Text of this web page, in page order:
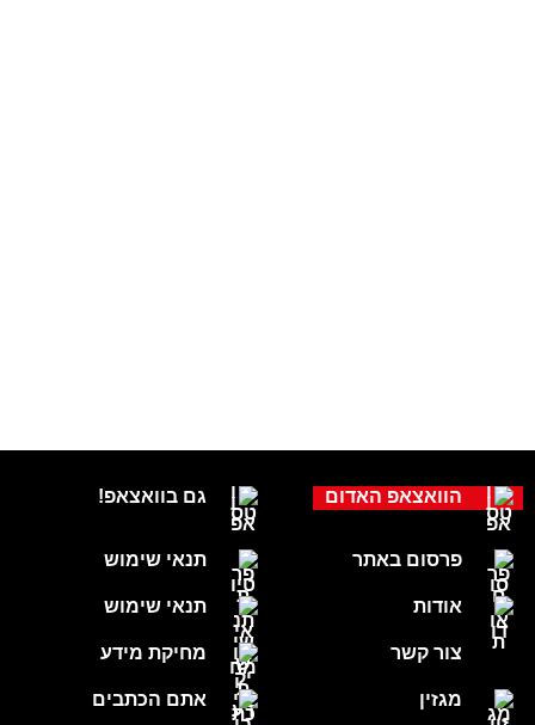
גם בוואצאפ!
תנאי שימוש
תנאי שימוש
מחיקת מידע
אתם הכתבים
הוואצאפ האדום
פרסום באתר
אודות
צור קשר
מגזין